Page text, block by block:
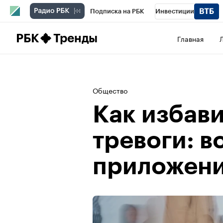
Подписка на РБК Инвестиции
РБК Тренды Главная
Общество
Как
тревоги: